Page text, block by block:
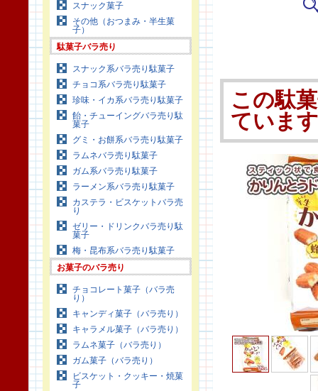
スナック菓子
その他（おつまみ・半生菓
子）
駄菓子バラ売り
スナック系バラ売り駄菓子
チョコ系バラ売り駄菓子
珍味・イカ系バラ売り駄菓子
飴・チューイングバラ売り駄
菓子
グミ・お餅系バラ売り駄菓子
ラムネバラ売り駄菓子
ガム系バラ売り駄菓子
ラーメン系バラ売り駄菓子
カステラ・ビスケットバラ売
り
ゼリー・ドリンクバラ売り駄
菓子
梅・昆布系バラ売り駄菓子
お菓子のバラ売り
チョコレート菓子（バラ売
り）
キャンディ菓子（バラ売り）
キャラメル菓子（バラ売り）
ラムネ菓子（バラ売り）
ガム菓子（バラ売り）
ビスケット・クッキー・焼菓
子
この駄
ていま